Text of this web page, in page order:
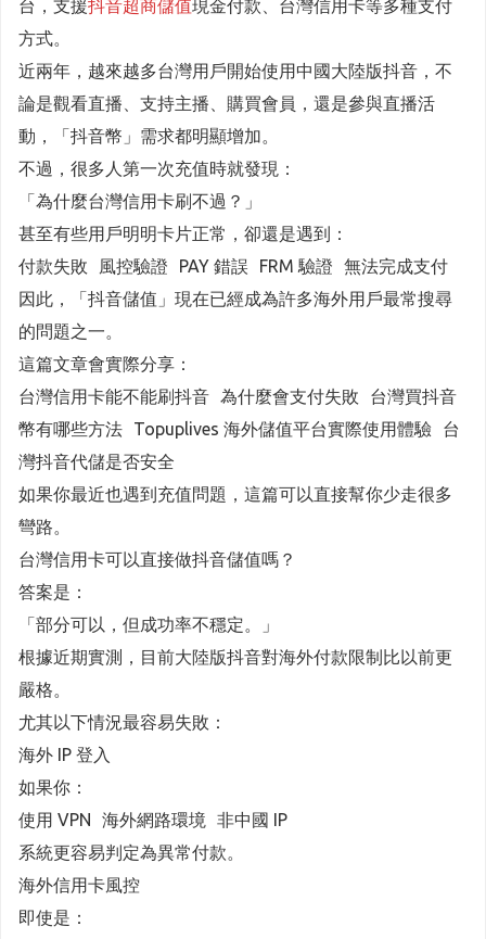
台，支援抖音超商儲值現金付款、台灣信用卡等多種支付
方式。
近兩年，越來越多台灣用戶開始使用中國大陸版抖音，不
論是觀看直播、支持主播、購買會員，還是參與直播活
動，「抖音幣」需求都明顯增加。
不過，很多人第一次充值時就發現：
「為什麼台灣信用卡刷不過？」
甚至有些用戶明明卡片正常，卻還是遇到：
付款失敗 風控驗證 PAY 錯誤 FRM 驗證 無法完成支付
因此，「抖音儲值」現在已經成為許多海外用戶最常搜尋
的問題之一。
這篇文章會實際分享：
台灣信用卡能不能刷抖音 為什麼會支付失敗 台灣買抖音
幣有哪些方法 Topuplives 海外儲值平台實際使用體驗 台
灣抖音代儲是否安全
如果你最近也遇到充值問題，這篇可以直接幫你少走很多
彎路。
台灣信用卡可以直接做抖音儲值嗎？
答案是：
「部分可以，但成功率不穩定。」
根據近期實測，目前大陸版抖音對海外付款限制比以前更
嚴格。
尤其以下情況最容易失敗：
海外 IP 登入
如果你：
使用 VPN 海外網路環境 非中國 IP
系統更容易判定為異常付款。
海外信用卡風控
即使是：